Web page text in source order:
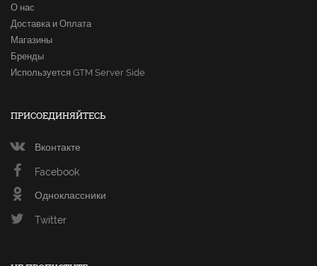
О нас
Доставка и Оплата
Магазины
Бренды
Используется GTM Server Side
ПРИСОЕДИНЯЙТЕСЬ
Вконтакте
Facebook
Одноклассники
Twitter